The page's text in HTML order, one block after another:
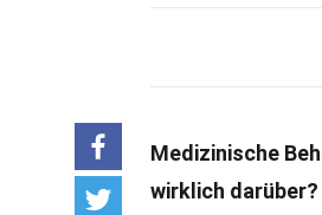
Medizinische
wirklich darüber?